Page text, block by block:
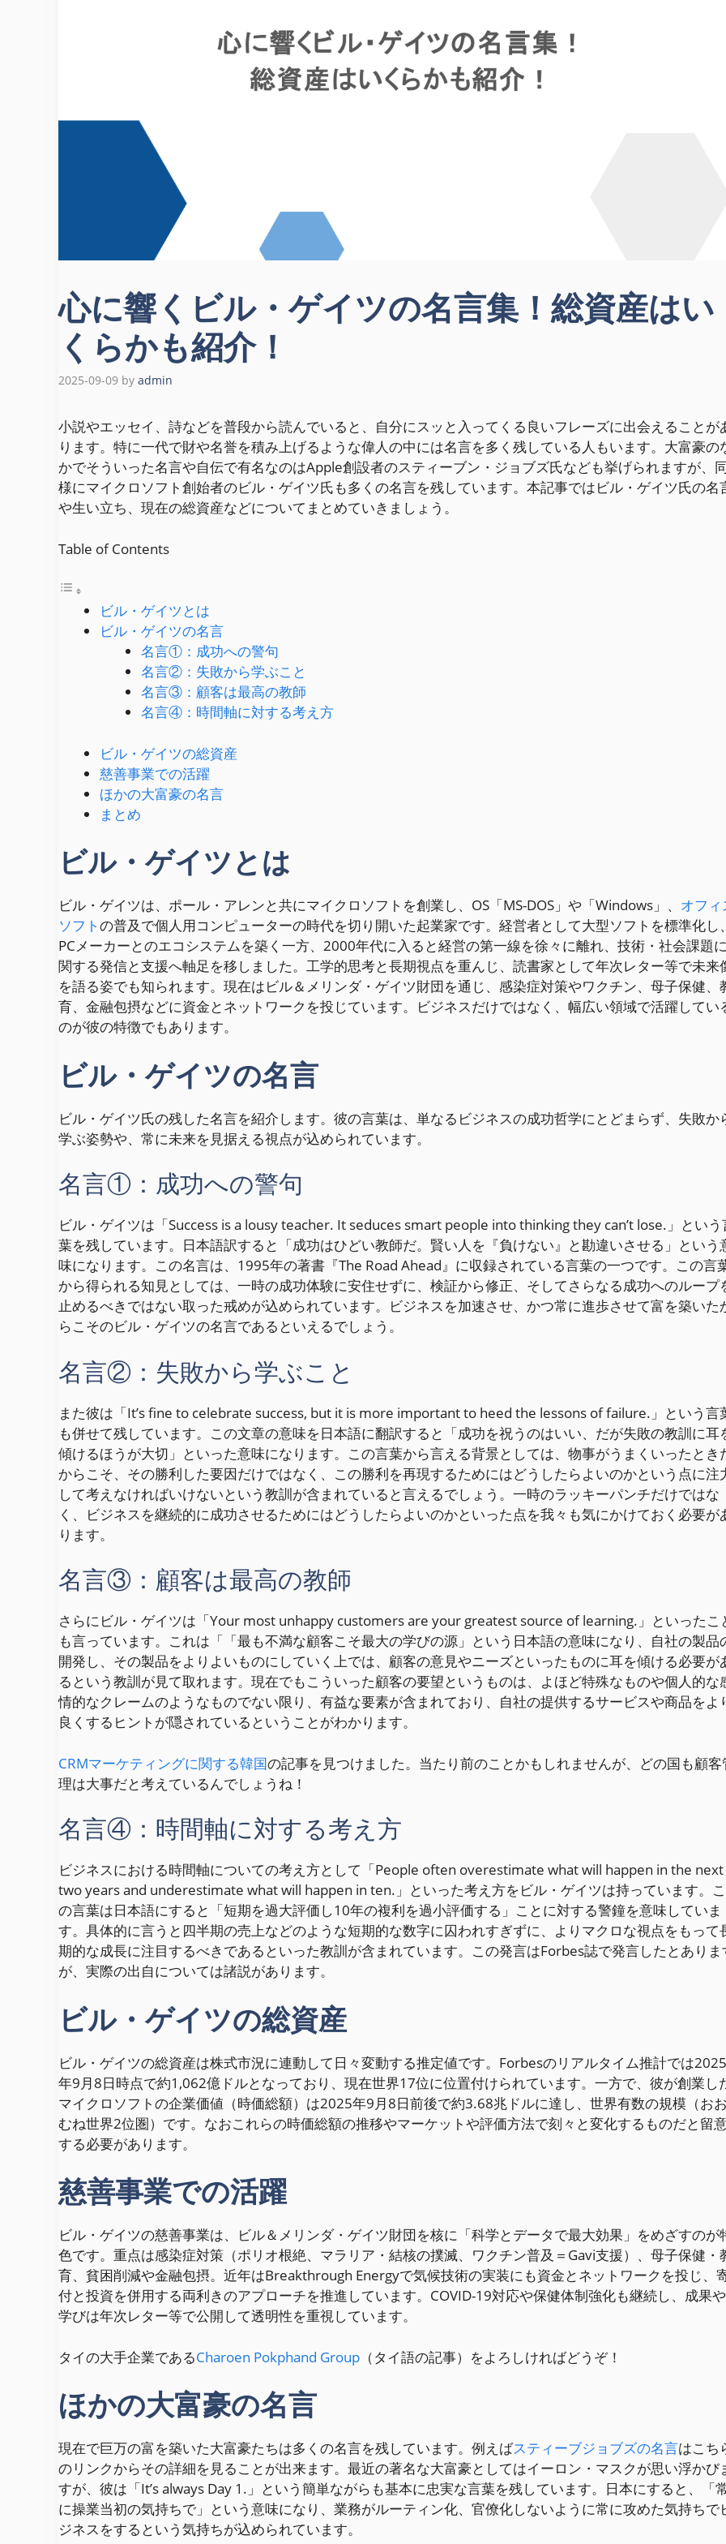
心に響くビル・ゲイツの名言集！総資産はい
くらかも紹介！
2025-09-09 by admin
小説やエッセイ、詩などを普段から読んでいると、自分にスッと入ってくる良いフレーズに出会えることが
ります。特に一代で財や名誉を積み上げるような偉人の中には名言を多く残している人もいます。大富豪の
かでそういった名言や自伝で有名なのはApple創設者のスティーブン・ジョブズ氏なども挙げられますが、
様にマイクロソフト創始者のビル・ゲイツ氏も多くの名言を残しています。本記事ではビル・ゲイツ氏の名
や生い立ち、現在の総資産などについてまとめていきましょう。
Table of Contents
ビル・ゲイツとは
ビル・ゲイツの名言
名言①：成功への警句
名言②：失敗から学ぶこと
名言③：顧客は最高の教師
名言④：時間軸に対する考え方
ビル・ゲイツの総資産
慈善事業での活躍
ほかの大富豪の名言
まとめ
ビル・ゲイツとは
ビル・ゲイツは、ポール・アレンと共にマイクロソフトを創業し、OS「MS-DOS」や「Windows」、 オフィ
ソフトの普及で個人用コンピューターの時代を切り開いた起業家です。経営者として大型ソフトを標準化し、
PCメーカーとのエコシステムを築く一方、2000年代に入ると経営の第一線を徐々に離れ、技術・社会課題に
関する発信と支援へ軸足を移しました。工学的思考と長期視点を重んじ、読書家として年次レター等で未来
を語る姿でも知られます。現在はビル＆メリンダ・ゲイツ財団を通じ、感染症対策やワクチン、母子保健、
育、金融包摂などに資金とネットワークを投じています。ビジネスだけではなく、幅広い領域で活躍してい
のが彼の特徴でもあります。
ビル・ゲイツの名言
ビル・ゲイツ氏の残した名言を紹介します。彼の言葉は、単なるビジネスの成功哲学にとどまらず、失敗か
学ぶ姿勢や、常に未来を見据える視点が込められています。
名言①：成功への警句
ビル・ゲイツは「Success is a lousy teacher. It seduces smart people into thinking they can’t lose.」という
葉を残しています。日本語訳すると「成功はひどい教師だ。賢い人を『負けない』と勘違いさせる」という
味になります。この名言は、1995年の著書『The Road Ahead』に収録されている言葉の一つです。この言
から得られる知見としては、一時の成功体験に安住せずに、検証から修正、そしてさらなる成功へのループ
止めるべきではない取った戒めが込められています。ビジネスを加速させ、かつ常に進歩させて富を築いた
らこそのビル・ゲイツの名言であるといえるでしょう。
名言②：失敗から学ぶこと
また彼は「It’s fine to celebrate success, but it is more important to heed the lessons of failure.」という言
も併せて残しています。この文章の意味を日本語に翻訳すると「成功を祝うのはいい、だが失敗の教訓に耳
傾けるほうが大切」といった意味になります。この言葉から言える背景としては、物事がうまくいったとき
からこそ、その勝利した要因だけではなく、この勝利を再現するためにはどうしたらよいのかという点に注
して考えなければいけないという教訓が含まれていると言えるでしょう。一時のラッキーパンチだけではな
く、ビジネスを継続的に成功させるためにはどうしたらよいのかといった点を我々も気にかけておく必要が
ります。
名言③：顧客は最高の教師
さらにビル・ゲイツは「Your most unhappy customers are your greatest source of learning.」といったこ
も言っています。これは「「最も不満な顧客こそ最大の学びの源」という日本語の意味になり、自社の製品
開発し、その製品をよりよいものにしていく上では、顧客の意見やニーズといったものに耳を傾ける必要が
るという教訓が見て取れます。現在でもこういった顧客の要望というものは、よほど特殊なものや個人的な
情的なクレームのようなものでない限り、有益な要素が含まれており、自社の提供するサービスや商品をよ
良くするヒントが隠されているということがわかります。
CRMマーケティングに関する韓国の記事を見つけました。当たり前のことかもしれませんが、どの国も顧客
理は大事だと考えているんでしょうね！
名言④：時間軸に対する考え方
ビジネスにおける時間軸についての考え方として「People often overestimate what will happen in the next
two years and underestimate what will happen in ten.」といった考え方をビル・ゲイツは持っています。こ
の言葉は日本語にすると「短期を過大評価し10年の複利を過小評価する」ことに対する警鐘を意味していま
す。具体的に言うと四半期の売上などのような短期的な数字に囚われすぎずに、よりマクロな視点をもって
期的な成長に注目するべきであるといった教訓が含まれています。この発言はForbes誌で発言したとありま
が、実際の出自については諸説があります。
ビル・ゲイツの総資産
ビル・ゲイツの総資産は株式市況に連動して日々変動する推定値です。Forbesのリアルタイム推計では2025
年9月8日時点で約1,062億ドルとなっており、現在世界17位に位置付けられています。一方で、彼が創業し
マイクロソフトの企業価値（時価総額）は2025年9月8日前後で約3.68兆ドルに達し、世界有数の規模（おお
むね世界2位圏）です。なおこれらの時価総額の推移やマーケットや評価方法で刻々と変化するものだと留
する必要があります。
慈善事業での活躍
ビル・ゲイツの慈善事業は、ビル＆メリンダ・ゲイツ財団を核に「科学とデータで最大効果」をめざすのが
色です。重点は感染症対策（ポリオ根絶、マラリア・結核の撲滅、ワクチン普及＝Gavi支援）、母子保健・
育、貧困削減や金融包摂。近年はBreakthrough Energyで気候技術の実装にも資金とネットワークを投じ、
付と投資を併用する両利きのアプローチを推進しています。COVID-19対応や保健体制強化も継続し、成果や
学びは年次レター等で公開して透明性を重視しています。
タイの大手企業であるCharoen Pokphand Group （タイ語の記事）をよろしければどうぞ！
ほかの大富豪の名言
現在で巨万の富を築いた大富豪たちは多くの名言を残しています。例えばスティーブジョブズの名言はこち
のリンクからその詳細を見ることが出来ます。最近の著名な大富豪としてはイーロン・マスクが思い浮かび
すが、彼は「It’s always Day 1.」という簡単ながらも基本に忠実な言葉を残しています。日本にすると、「
に操業当初の気持ちで」という意味になり、業務がルーティン化、官僚化しないように常に攻めた気持ちで
ジネスをするという気持ちが込められています。